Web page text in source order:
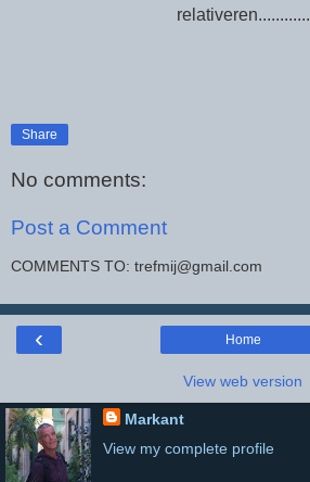
relativeren............
Share
No comments:
Post a Comment
COMMENTS TO: trefmij@gmail.com
‹ Home
View web version
Markant
View my complete profile